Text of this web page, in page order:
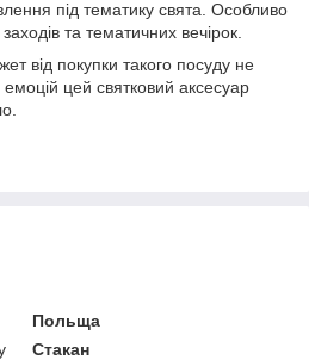
під тематику свята. Особливо
та тематичних вечірок.
від покупки такого посуду не
цей святковий аксесуар
Польща
Стакан